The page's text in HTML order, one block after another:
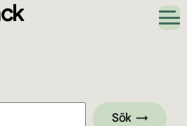
Sök